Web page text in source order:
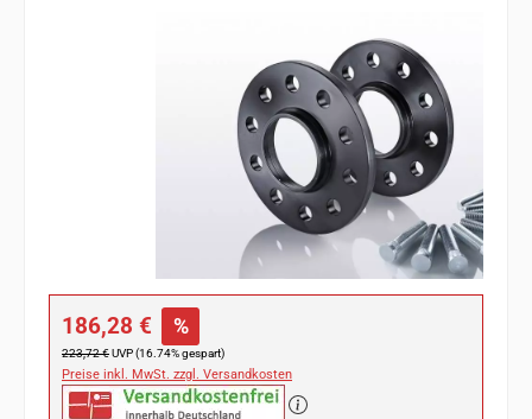
Verkaufspreis:
186,28 € %
Regulärer Preis:
223,72 €UVP (16.74% gespart)
Preise inkl. MwSt. zzgl. Versandkosten